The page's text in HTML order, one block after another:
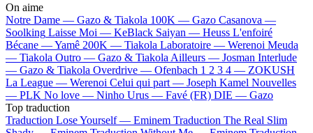
On aime
Notre Dame — Gazo & Tiakola 100K — Gazo Casanova —
Soolking Laisse Moi — KeBlack Saiyan — Heuss L'enfoiré
Bécane —Yamê 200K — Tiakola Laboratoire — Werenoi Meuda
— Tiakola Outro — Gazo & Tiakola Ailleurs — Josman Interlude
— Gazo & Tiakola Overdrive — Ofenbach 1 2 3 4 — ZOKUSH
La League — Werenoi Celui qui part — Joseph Kamel Nouvelles
— PLK No love — Ninho Urus — Favé (FR) DIE — Gazo
Top traduction
Traduction Lose Yourself — Eminem Traduction The Real Slim